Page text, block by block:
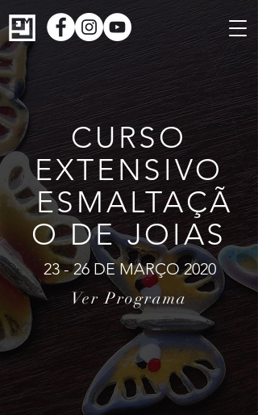
CURSO
EXTENSIVO
ESMALTAÇÃ
O DE JOIAS
23 - 26 DE MARÇO 2020
Ver Programa